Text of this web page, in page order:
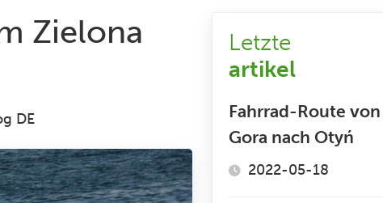
Zielona
DE
Letzte
artikel
Fahrrad-Route
Gora nach Otyń
2022-05-18